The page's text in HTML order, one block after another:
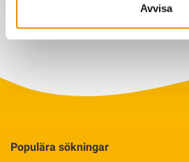
Avvisa
Populära sökningar